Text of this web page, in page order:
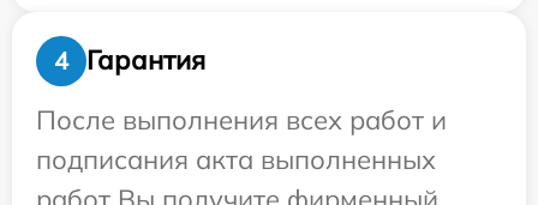
4
Гарантия
После выполнения всех работ и
подписания акта выполненных